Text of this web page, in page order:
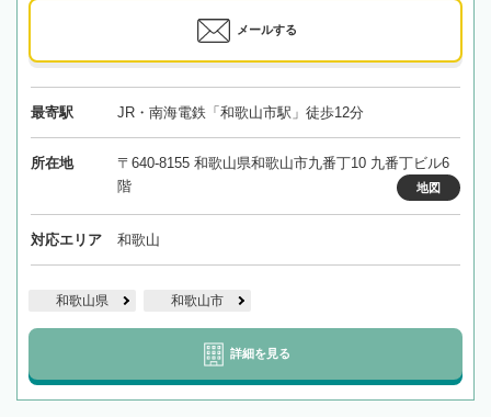
メールする
最寄駅 JR・南海電鉄「和歌山市駅」徒歩12分
所在地
〒640-8155 和歌山県和歌山市九番丁10 九番丁ビル6
階
地図
対応エリア 和歌山
和歌山県 和歌山市
詳細を見る